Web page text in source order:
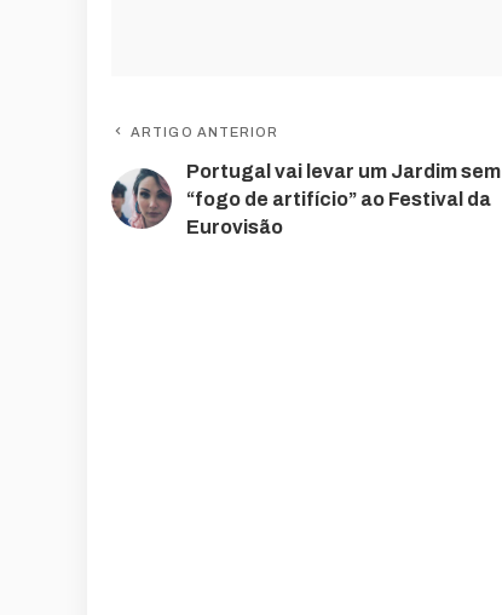
ARTIGO ANTERIOR
Portugal vai levar um Jardim sem
“fogo de artifício” ao Festival da
Eurovisão